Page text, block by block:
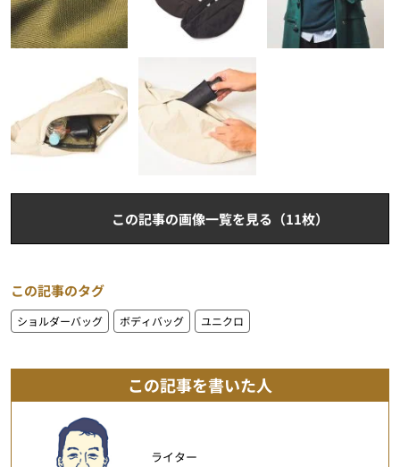
この記事の画像一覧を見る（11枚）
この記事のタグ
ショルダーバッグ ボディバッグ ユニクロ
この記事を書いた人
ライター